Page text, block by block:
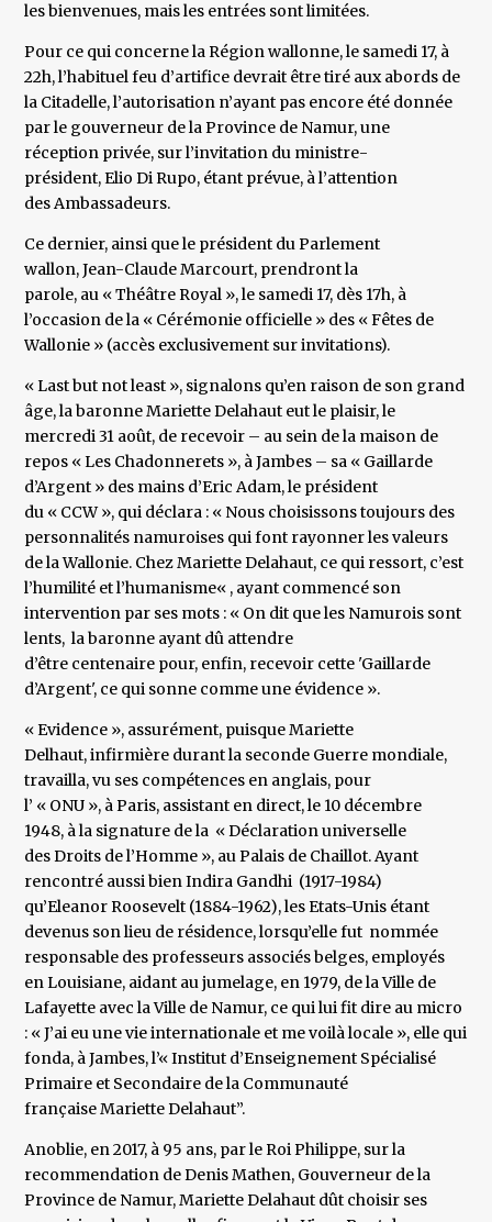
les bienvenues, mais les entrées sont limitées.
Pour ce qui concerne la Région wallonne, le samedi 17, à
22h, l’habituel feu d’artifice devrait être tiré aux abords de
la Citadelle, l’autorisation n’ayant pas encore été donnée
par le gouverneur de la Province de Namur, une
réception privée, sur l’invitation du ministre-
président, Elio Di Rupo, étant prévue, à l’attention
des Ambassadeurs.
Ce dernier, ainsi que le président du Parlement
wallon, Jean-Claude Marcourt, prendront la
parole, au « Théâtre Royal », le samedi 17, dès 17h, à
l’occasion de la « Cérémonie officielle » des « Fêtes de
Wallonie » (accès exclusivement sur invitations).
« Last but not least », signalons qu’en raison de son grand
âge, la baronne Mariette Delahaut eut le plaisir, le
mercredi 31 août, de recevoir – au sein de la maison de
repos « Les Chadonnerets », à Jambes – sa « Gaillarde
d’Argent » des mains d’Eric Adam, le président
du « CCW », qui déclara : « Nous choisissons toujours des
personnalités namuroises qui font rayonner les valeurs
de la Wallonie. Chez Mariette Delahaut, ce qui ressort, c’est
l’humilité et l’humanisme« , ayant commencé son
intervention par ses mots : « On dit que les Namurois sont
lents, la baronne ayant dû attendre
d’être centenaire pour, enfin, recevoir cette 'Gaillarde
d’Argent', ce qui sonne comme une évidence ».
« Evidence », assurément, puisque Mariette
Delhaut, infirmière durant la seconde Guerre mondiale,
travailla, vu ses compétences en anglais, pour
l’ « ONU », à Paris, assistant en direct, le 10 décembre
1948, à la signature de la « Déclaration universelle
des Droits de l’Homme », au Palais de Chaillot. Ayant
rencontré aussi bien Indira Gandhi (1917-1984)
qu’Eleanor Roosevelt (1884-1962), les Etats-Unis étant
devenus son lieu de résidence, lorsqu’elle fut nommée
responsable des professeurs associés belges, employés
en Louisiane, aidant au jumelage, en 1979, de la Ville de
Lafayette avec la Ville de Namur, ce qui lui fit dire au micro
: « J’ai eu une vie internationale et me voilà locale », elle qui
fonda, à Jambes, l’« Institut d’Enseignement Spécialisé
Primaire et Secondaire de la Communauté
française Mariette Delahaut”.
Anoblie, en 2017, à 95 ans, par le Roi Philippe, sur la
recommendation de Denis Mathen, Gouverneur de la
Province de Namur, Mariette Delahaut dût choisir ses